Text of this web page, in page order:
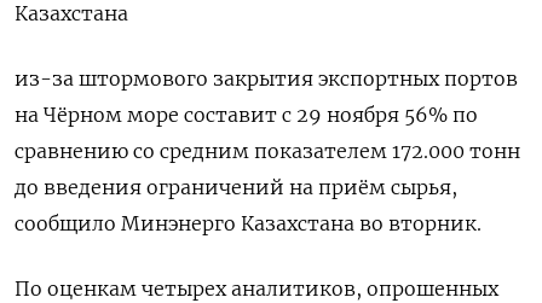
Казахстана
из-за штормового закрытия экспортных портов
на Чёрном море составит с 29 ноября 56% по
сравнению со средним показателем 172.000 тонн
до введения ограничений на приём сырья,
сообщило Минэнерго Казахстана во вторник.
По оценкам четырех аналитиков, опрошенных